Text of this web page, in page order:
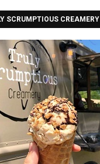
SCRUMPTIOUS CREAMERY